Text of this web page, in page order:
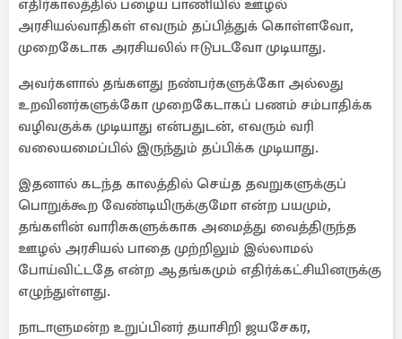
எதிர்காலத்தில் பழைய பாணியில் ஊழல்
அரசியல்வாதிகள் எவரும் தப்பித்துக் கொள்ளவோ,
முறைகேடாக அரசியலில் ஈடுபடவோ முடியாது.
அவர்களால் தங்களது நண்பர்களுக்கோ அல்லது
உறவினர்களுக்கோ முறைகேடாகப் பணம் சம்பாதிக்க
வழிவகுக்க முடியாது என்பதுடன், எவரும் வரி
வலையமைப்பில் இருந்தும் தப்பிக்க முடியாது.
இதனால் கடந்த காலத்தில் செய்த தவறுகளுக்குப்
பொறுக்கூற வேண்டியிருக்குமோ என்ற பயமும்,
தங்களின் வாரிசுகளுக்காக அமைத்து வைத்திருந்த
ஊழல் அரசியல் பாதை முற்றிலும் இல்லாமல்
போய்விட்டதே என்ற ஆதங்கமும் எதிர்க்கட்சியினருக்கு
எழுந்துள்ளது.
நாடாளுமன்ற உறுப்பினர் தயாசிறி ஜயசேகர,